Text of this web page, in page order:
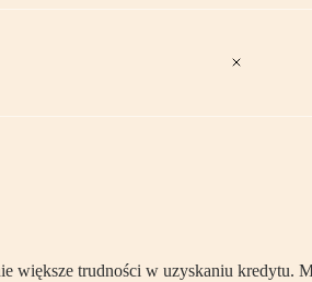
trudności w uzyskaniu kredytu.